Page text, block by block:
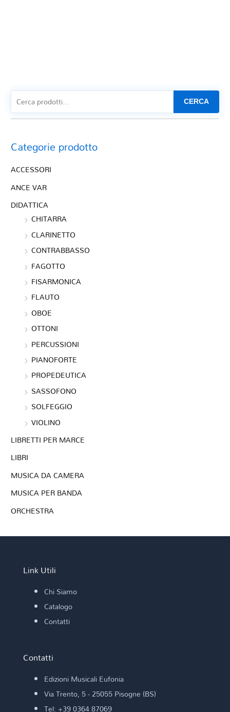
CERCA
Categorie prodotto
ACCESSORI
ANCE VAR
DIDATTICA
CHITARRA
CLARINETTO
CONTRABBASSO
FAGOTTO
FISARMONICA
FLAUTO
OBOE
OTTONI
PERCUSSIONI
PIANOFORTE
PROPEDEUTICA
SASSOFONO
SOLFEGGIO
VIOLINO
LIBRETTI PER MARCE
LIBRI
MUSICA DA CAMERA
MUSICA PER BANDA
ORCHESTRA
Link Utili
Chi Siamo
Catalogo
Contatti
Contatti
Edizioni Musicali Eufonia
Via Trento, 5 - 25055 Pisogne (BS)
Tel: +39 0364 87069